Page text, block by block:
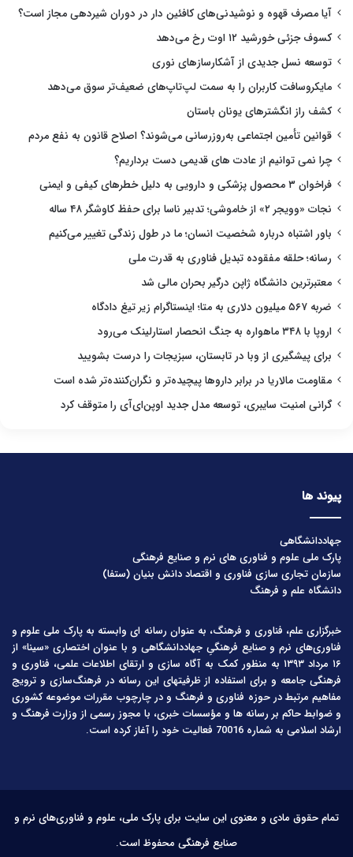
آیا مصرف قهوه و نوشیدنی‌های کافئین دار در دوران شیردهی مجاز است؟
کسوف جزئی خورشید ۱۲ اوت رخ می‌دهد
توسعه نسل جدیدی از آشکارسازهای نوری
مایکروسافت کاربران را به سمت لپ‌تاپ‌های ضعیف‌تر سوق می‌دهد
کشف راز انگشترهای یونان باستان
قوانین تأمین اجتماعی به‌روزرسانی می‌شوند؟ اصلاح قانون به نفع مردم
چرا نمی توانیم از عادت های قدیمی دست برداریم؟
فراخوان ۳ محصول پزشکی و دارویی به دلیل خطرهای کیفی و ایمنی
نجات «وویجر ۲» از خاموشی؛ تدبیر ناسا برای حفظ کاوشگر ۴۸ ساله
باور اشتباه درباره شخصیت انسان؛ ما در طول زندگی تغییر می‌کنیم
رسانه؛ حلقه مفقوده تبدیل فناوری به قدرت ملی
معتبرترین دانشگاه ژاپن درگیر بحران مالی شد
ضربه ۵۶۷ میلیون دلاری به متا؛ اینستاگرام زیر تیغ دادگاه
اروپا با ۳۴۸ ماهواره به جنگ انحصار استارلینک می‌رود
برای پیشگیری از وبا در تابستان، سبزیجات را درست بشویید
مقاومت مالاریا در برابر داروها پیچیده‌تر و نگران‌کننده‌تر شده است
گرانی امنیت سایبری، توسعه مدل جدید اوپن‌ای‌آی را متوقف کرد
پیوند ها
جهاددانشگاهی
پارک ملی علوم و فناوری های نرم و صنایع فرهنگی
سازمان تجاری سازی فناوری و اقتصاد دانش بنیان (ستفا)
دانشگاه علم و فرهنگ
خبرگزاری علم، فناوری و فرهنگ، به عنوان رسانه ای وابسته به پارک ملی علوم و
فناوری‌های نرم و صنایع فرهنگیِ جهاددانشگاهی و با عنوان اختصاری «سینا» از
۱۶ مرداد ۱۳۹۳ به منظور کمک به آگاه سازی و ارتقای اطلاعات علمی، فناوری و
فرهنگی جامعه و برای استفاده از ظرفیتهای این رسانه در فرهنگ‌سازی و ترویج
مفاهیم مرتبط در حوزه فناوری و فرهنگ و در چارچوب مقررات موضوعه کشوری
و ضوابط حاکم بر رسانه ها و مؤسسات خبری، با مجوز رسمی از وزارت فرهنگ و
ارشاد اسلامی به شماره 70016 فعالیت خود را آغاز کرده است.
تمام حقوق مادی و معنوی این سایت برای پارک ملی، علوم و فناوری‌های نرم و
صنایع فرهنگی محفوظ است.